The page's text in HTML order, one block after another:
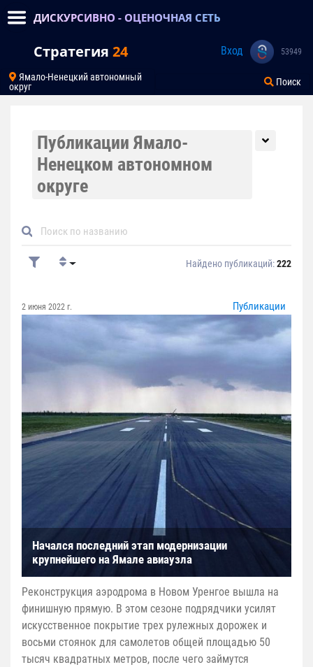
ДИСКУРСИВНО - ОЦЕНОЧНАЯ СЕТЬ
Стратегия 24 Вход 53949
Ямало-Ненецкий автономный
округ
Поиск
Публикации Ямало-
Ненецком автономном
округе
Найдено публикаций:222
2 июня 2022 г. Публикации
Начался последний этап модернизации
крупнейшего на Ямале авиаузла
Реконструкция аэродрома в Новом Уренгое вышла на
финишную прямую. В этом сезоне подрядчики усилят
искусственное покрытие трех рулежных дорожек и
восьми стоянок для самолетов общей площадью 50
тысяч квадратных метров, после чего займутся